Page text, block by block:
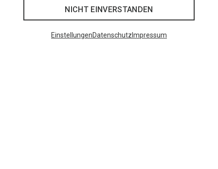
NICHT EINVERSTANDEN
EinstellungenDatenschutz Impressum